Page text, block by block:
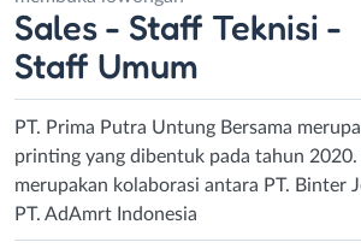
Sales - Staff Teknisi -
Staff Umum
PT. Prima Putra Untung Bersama
printing yang dibentuk pada tahun 2020.
merupakan kolaborasi antara PT. Binter
PT. AdAmrt Indonesia